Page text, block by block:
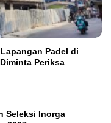
Padel di
Periksa
Seleksi Inorga